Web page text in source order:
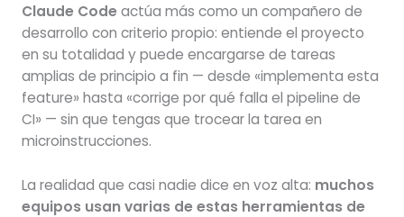
Claude Codeactúa más como un compañero de
desarrollo con criterio propio: entiende el proyecto
en su totalidad y puede encargarse de tareas
amplias de principio a fin — desde «implementa esta
feature» hasta «corrige por qué falla el pipeline de
CI» — sin que tengas que trocear la tarea en
microinstrucciones.
La realidad que casi nadie dice en voz alta: muchos
equipos usan varias de estas herramientas de